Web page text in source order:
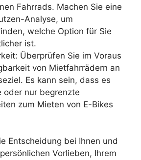
Fahrrads. Machen Sie eine
Analyse, um
welche Option für Sie
ist.
Überprüfen Sie im Voraus
von Mietfahrrädern an
Es kann sein, dass es
oder nur begrenzte
zum Mieten von E-Bikes
Entscheidung bei Ihnen und
Vorlieben, Ihrem